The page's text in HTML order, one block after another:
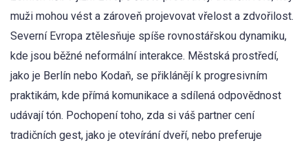
muži mohou vést a zároveň projevovat vřelost a zdvořilost.
Severní Evropa ztělesňuje spíše rovnostářskou dynamiku,
kde jsou běžné neformální interakce. Městská prostředí,
jako je Berlín nebo Kodaň, se přiklánějí k progresivním
praktikám, kde přímá komunikace a sdílená odpovědnost
udávají tón. Pochopení toho, zda si váš partner cení
tradičních gest, jako je otevírání dveří, nebo preferuje